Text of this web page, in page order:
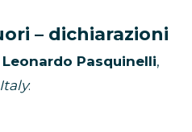
– dichiarazioni
Leonardo Pasquinelli,
: